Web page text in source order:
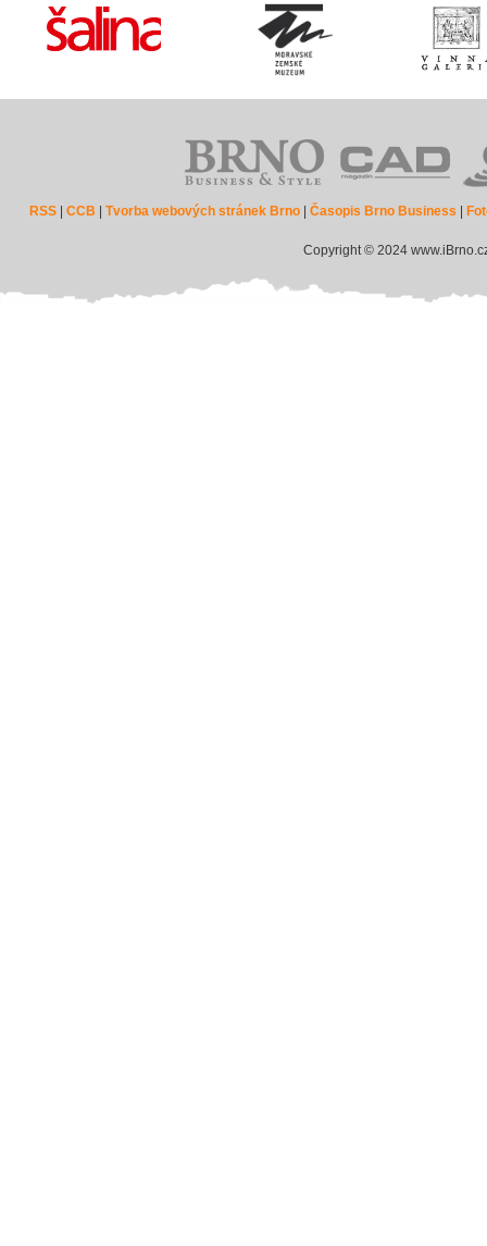
RSS |CCB |Tvorba webových stránek Brno |Časopis Brno Business
Copyright © 2024